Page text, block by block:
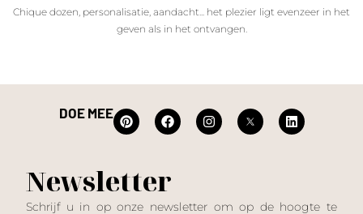
Chique dozen, personalisatie, aandacht... het plezier ligt evenzeer in het
geven als in het ontvangen.
DOE MEE
Newsletter
Schrijf u in op onze newsletter om op de hoogte te